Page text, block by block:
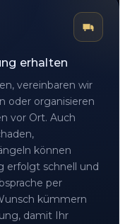
erhalten
vereinbaren wir
oder organisieren
vor Ort. Auch
können
erfolgt schnell und
per
kümmern
damit Ihr